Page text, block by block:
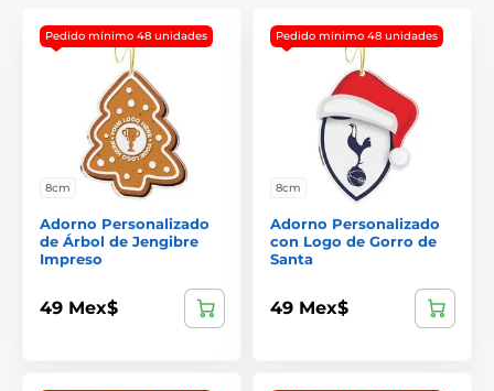
Pedido mínimo 48 unidades
8cm
Adorno Personalizado
de Árbol de Jengibre
Impreso
49 Mex$
Pedido mínimo 48 unidades
8cm
Adorno Personalizado
con Logo de Gorro de
Santa
49 Mex$